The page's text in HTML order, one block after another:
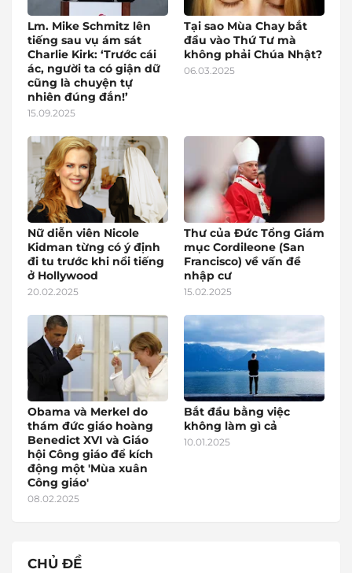
Lm. Mike Schmitz lên
tiếng sau vụ ám sát
Charlie Kirk: ‘Trước cái
ác, người ta có giận dữ
cũng là chuyện tự
nhiên đúng đắn!’
15.09.2025
Tại sao Mùa Chay bắt
đầu vào Thứ Tư mà
không phải Chúa Nhật?
06.03.2025
Nữ diễn viên Nicole
Kidman từng có ý định
đi tu trước khi nổi tiếng
ở Hollywood
20.02.2025
Thư của Đức Tổng Giám
mục Cordileone (San
Francisco) về vấn đề
nhập cư
15.02.2025
Obama và Merkel do
thám đức giáo hoàng
Benedict XVI và Giáo
hội Công giáo để kích
động một 'Mùa xuân
Công giáo'
08.02.2025
Bắt đầu bằng việc
không làm gì cả
10.01.2025
CHỦ ĐỀ